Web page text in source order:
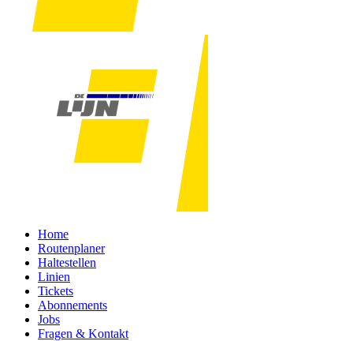
Home
Routenplaner
Haltestellen
Linien
Tickets
Abonnements
Jobs
Fragen & Kontakt